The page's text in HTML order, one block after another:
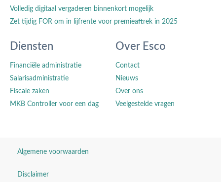
Volledig digitaal vergaderen binnenkort mogelijk
Zet tijdig FOR om in lijfrente voor premieaftrek in 2025
Diensten
Financiële administratie
Salarisadministratie
Fiscale zaken
MKB Controller voor een dag
Over Esco
Contact
Nieuws
Over ons
Veelgestelde vragen
Algemene voorwaarden
Disclaimer